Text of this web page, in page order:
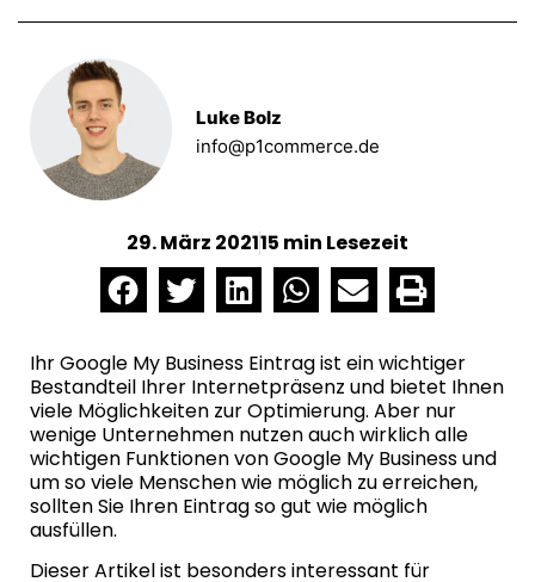
Luke Bolz
info@p1commerce.de
29. März 202115 min Lesezeit
Ihr Google My Business Eintrag ist ein wichtiger
Bestandteil Ihrer Internetpräsenz und bietet Ihnen
viele Möglichkeiten zur Optimierung. Aber nur
wenige Unternehmen nutzen auch wirklich alle
wichtigen Funktionen von Google My Business und
um so viele Menschen wie möglich zu erreichen,
sollten Sie Ihren Eintrag so gut wie möglich
ausfüllen.
Dieser Artikel ist besonders interessant für